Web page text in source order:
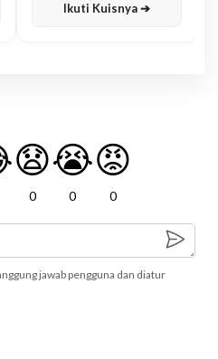
Ikuti Kuisnya ➔
😧
0
😭
0
😡
0
jawab pengguna dan diatur